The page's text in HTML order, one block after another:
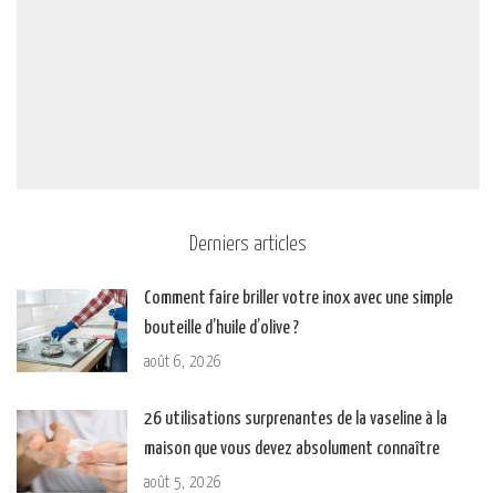
Derniers articles
Comment faire briller votre inox avec une simple
bouteille d’huile d’olive ?
août 6, 2026
26 utilisations surprenantes de la vaseline à la
maison que vous devez absolument connaître
août 5, 2026